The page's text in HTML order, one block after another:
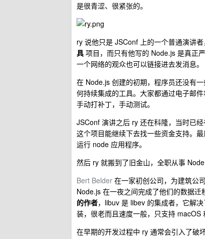
是很青涩、很紧张的。
ry 说他只是 JSConf 上的一个普通演讲
具 项目，而只有他写的 Node.js 是真正
一个网络的观众也可以链接进去发消息。
在 Node.js 创建的初期，程序员还没有
何持续集成的工具。大家都通过电子邮
手动打补丁，手动测试。
JSConf 演讲之后 ry 还在科隆，当时已
这个项目能继续下去找一些资金支持。
运行 node 应用程序。
然后 ry 就搬到了旧金山，全职从事
Bert Belder 在一家初创公司，为建筑公
Node.js 在一夜之间完成了他们的数据迁
的作者，libuv 是 libev 的集成者，它解
装，很老而且速度一般，只支持 macOS
在早期的开发过程中 ry 通常会引入了破